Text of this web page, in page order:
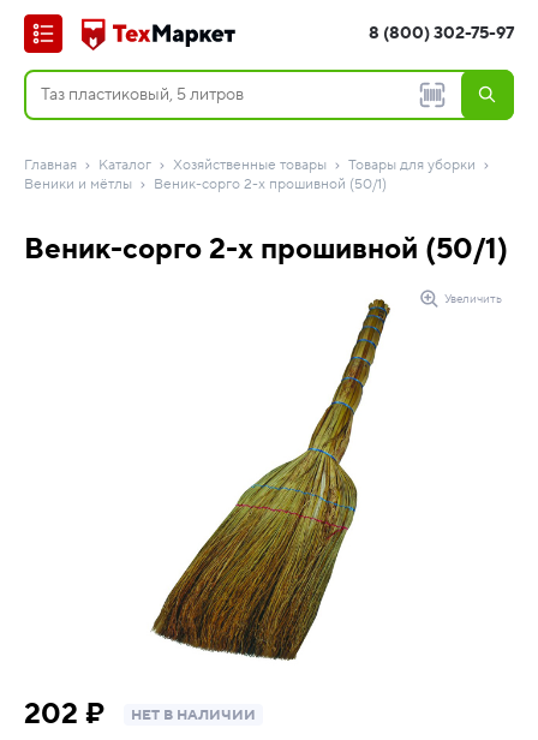
8 (800) 302-75-97
Главная Каталог Хозяйственные товары
Товары для уборки
Веники и мётлы
Веник-сорго 2-х прошивной (50/1)
Веник-сорго 2-х прошивной (50/1)
Увеличить
202 ₽ НЕТ В НАЛИЧИИ